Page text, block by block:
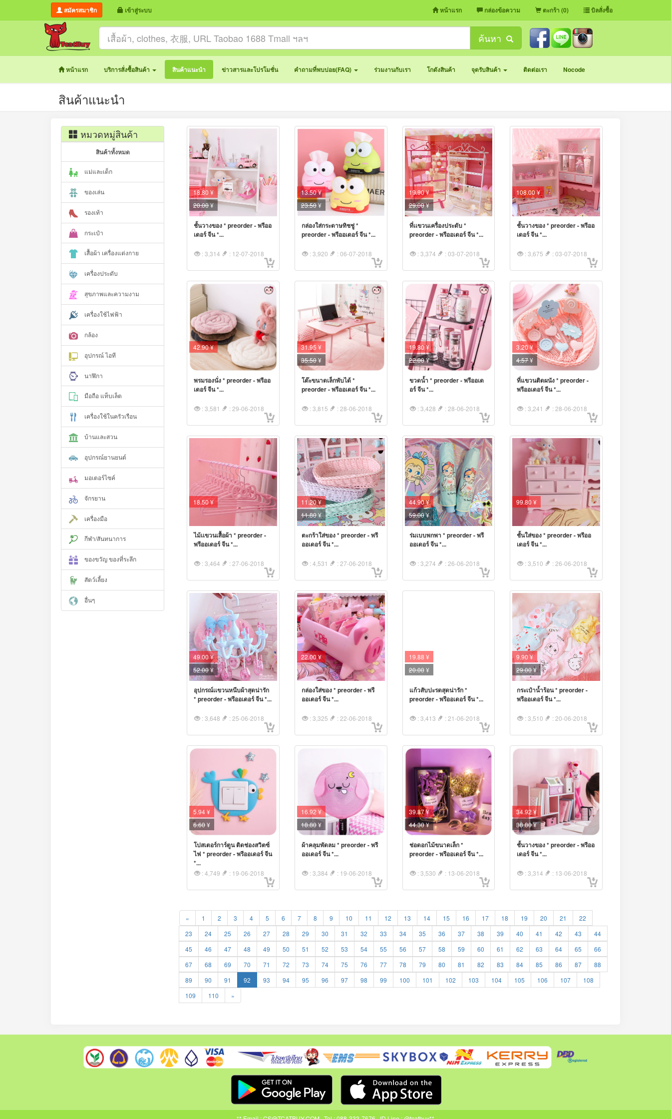
สมัครสมาชิก เข้าสู่ระบบ หน้าแรก กล่องข้อความ ตะกร้า (0) บิลสั่งซื้อ
ค้นหา
หน้าแรก บริการสั่งซื้อสินค้า สินค้าแนะนำ ข่าวสารและโปรโมชั่น คำถามที่พบบ่อย(FAQ) ร่วมงานกับเรา โกดังสินค้า จุดรับสินค้า ติดต่อเรา Nocode
สินค้าแนะนำ
หมวดหมู่สินค้า
สินค้าทั้งหมด
แม่และเด็ก
ของเล่น
รองเท้า
กระเป๋า
เสื้อผ้า เครื่องแต่งกาย
เครื่องประดับ
สุขภาพและความงาม
เครื่องใช้ไฟฟ้า
กล้อง
อุปกรณ์ ไอที
นาฬิกา
มือถือ แท็บเล็ต
เครื่องใช้ในครัวเรือน
บ้านและสวน
อุปกรณ์ยานยนต์
มอเตอร์ไซค์
จักรยาน
เครื่องมือ
กีฬา/สันทนาการ
ของขวัญ ของที่ระลึก
สัตว์เลี้ยง
อื่นๆ
18.80 ¥
20.00¥
ชั้นวางของ * preorder - พรีออ
เดอร์ จีน *...
: 3,314 : 12-07-2018
13.50 ¥
23.50¥
กล่องใส่กระดาษทิชชู่ *
preorder - พรีออเดอร์ จีน *...
: 3,920 : 06-07-2018
19.90 ¥
29.00¥
ที่เเขวนเครื่องประดับ *
preorder - พรีออเดอร์ จีน *...
: 3,374 : 03-07-2018
108.00 ¥
ชั้นวางของ * preorder - พรีออ
เดอร์ จีน *...
: 3,675 : 03-07-2018
42.90 ¥
พรมรองนั่ง * preorder - พรีออ
เดอร์ จีน *...
: 3,581 : 29-06-2018
31.95 ¥
35.50¥
โต๊ะขนาดเล็กพับได้ *
preorder - พรีออเดอร์ จีน *...
: 3,815 : 28-06-2018
19.80 ¥
22.00¥
ขวดน้ำ * preorder - พรีออเด
อร์ จีน *...
: 3,428 : 28-06-2018
3.20 ¥
4.57¥
ที่แขวนติดผนัง * preorder -
พรีออเดอร์ จีน *...
: 3,241 : 28-06-2018
18.50 ¥
ไม้เเขวนเสื้อผ้า * preorder -
พรีออเดอร์ จีน *...
: 3,464 : 27-06-2018
11.20 ¥
11.80¥
ตะกร้าใส่ของ * preorder - พรี
ออเดอร์ จีน *...
: 4,531 : 27-06-2018
44.90 ¥
59.00¥
ร่มเบบพกพา * preorder - พรี
ออเดอร์ จีน *...
: 3,274 : 26-06-2018
99.80 ¥
ชั้นใส่ของ * preorder - พรีออ
เดอร์ จีน *...
: 3,510 : 26-06-2018
49.00 ¥
52.00¥
อุปกรณ์เเขวนหนีบผ้าสุดน่ารัก
* preorder - พรีออเดอร์ จีน *...
: 3,648 : 25-06-2018
22.00 ¥
กล่องใส่ของ * preorder - พรี
ออเดอร์ จีน *...
: 3,325 : 22-06-2018
19.88 ¥
20.00¥
แก้วสับปะรดสุดน่ารัก *
preorder - พรีออเดอร์ จีน *...
: 3,413 : 21-06-2018
9.90 ¥
29.00¥
กระเป๋าน้ำร้อน * preorder -
พรีออเดอร์ จีน *...
: 3,510 : 20-06-2018
5.94 ¥
6.60¥
โปสเตอร์การ์ตูน ติดช่องสวิตซ์
ไฟ * preorder - พรีออเดอร์ จีน
*...
: 4,749 : 19-06-2018
16.92 ¥
18.80¥
ผ้าคลุมพัดลม * preorder - พรี
ออเดอร์ จีน *...
: 3,384 : 19-06-2018
39.87 ¥
44.30¥
ช่อดอกไม้ขนาดเล็ก *
preorder - พรีออเดอร์ จีน *...
: 3,530 : 13-06-2018
34.92 ¥
38.80¥
ชั้นวางของ * preorder - พรีออ
เดอร์ จีน *...
: 3,314 : 13-06-2018
« 1 2 3 4 5 6 7 8 9 10 11 12 13 14 15 16 17 18 19 20 21
22
23
24 25 26 27 28 29 30 31 32 33 34 35 36 37 38 39 40 41 42 43
44
45
46 47 48 49 50 51 52 53 54 55 56 57 58 59 60 61 62 63 64 65
66
67
68 69 70 71 72 73 74 75 76 77 78 79 80 81 82 83 84 85 86 87
88
89
90 91 92 93 94 95 96 97 98 99 100 101 102 103 104 105 106 107
108
109
110 »